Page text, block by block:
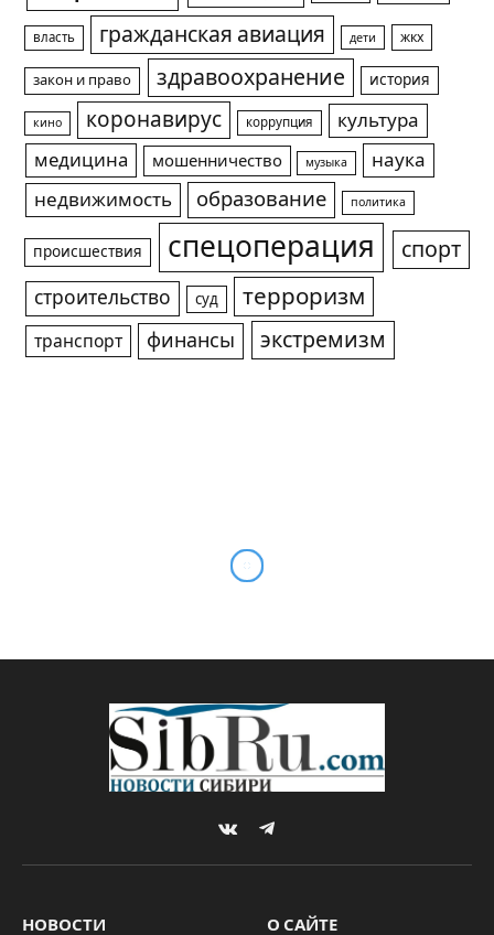
власть гражданская авиация дети жкх
закон и право здравоохранение история
кино коронавирус коррупция
культура
медицина
мошенничество музыка
наука
недвижимость
образование политика
происшествия спецоперация спорт
строительство суд терроризм
транспорт финансы экстремизм
VKontakteTelegram
НОВОСТИ О САЙТЕ